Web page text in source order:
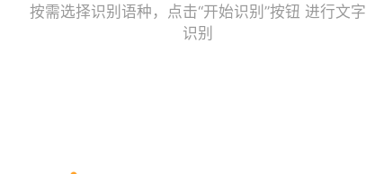
按需选择识别语种，点击“开始识别”按钮 进行文字
识别